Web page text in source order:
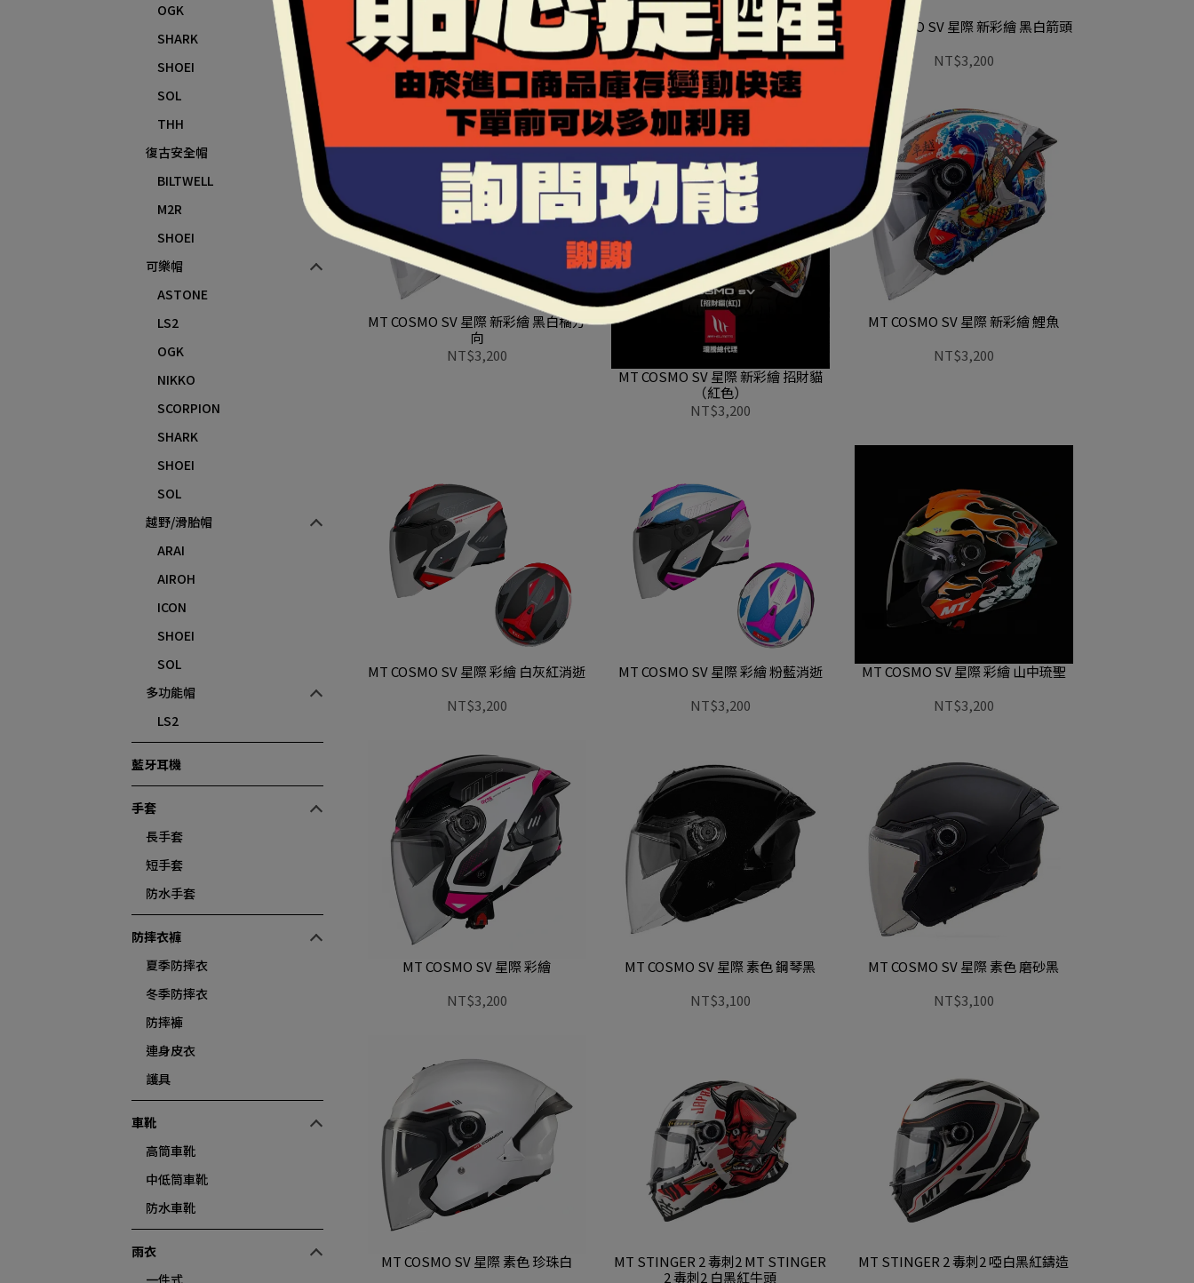
OGK
SHARK
SHOEI
SOL
THH
復古安全帽
BILTWELL
M2R
SHOEI
可樂帽
ASTONE
LS2
OGK
NIKKO
SCORPION
SHARK
SHOEI
SOL
越野/滑胎帽
ARAI
AIROH
ICON
SHOEI
SOL
多功能帽
LS2
藍牙耳機
手套
長手套
短手套
防水手套
防摔衣褲
夏季防摔衣
冬季防摔衣
防摔褲
連身皮衣
護具
車靴
高筒車靴
中低筒車靴
防水車靴
雨衣
MT COSMO SV 星際 彩繪 灰黑白迷戀
NT$3,200
MT COSMO SV 星際 新彩繪 黑灰橘條
紋
NT$3,200
MT COSMO SV 星際 新彩繪 黑白箭頭
NT$3,200
MT COSMO SV 星際 新彩繪 黑白橘方
向
NT$3,200
MT COSMO SV 星際 新彩繪 招財貓
（紅色）
NT$3,200
MT COSMO SV 星際 新彩繪 鯉魚
NT$3,200
MT COSMO SV 星際 彩繪 白灰紅消逝
NT$3,200
MT COSMO SV 星際 彩繪 粉藍消逝
NT$3,200
MT COSMO SV 星際 彩繪 山中琉聖
NT$3,200
MT COSMO SV 星際 彩繪
NT$3,200
MT COSMO SV 星際 素色 鋼琴黑
NT$3,100
MT COSMO SV 星際 素色 磨砂黑
NT$3,100
MT COSMO SV 星際 素色 珍珠白
MT STINGER 2 毒刺2 MT STINGER
2 毒刺2 白黑紅牛頭
MT STINGER 2 毒刺2 啞白黑紅鑄造